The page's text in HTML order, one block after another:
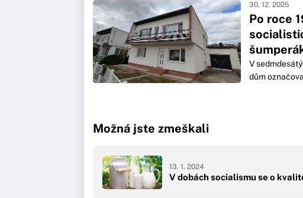
Po roce
30. 12. 2025
V
dům
Možná jste zmeškali
V dobách socialismu se o
13. 1. 2024